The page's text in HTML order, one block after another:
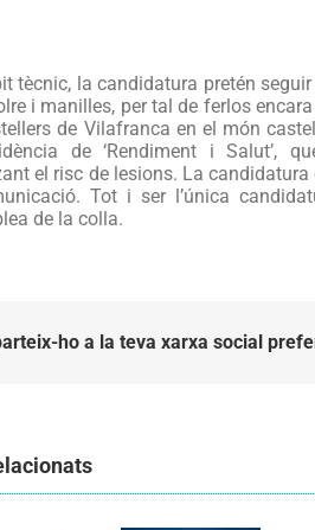
tècnic, la candidatura pretén
i manilles, per tal de fer­los
de Vilafranca en el món
de ‘Rendiment i Salut’,
el risc de lesions. La
Tot i ser l’única
de la colla.
ho a la teva xarxa social
Els